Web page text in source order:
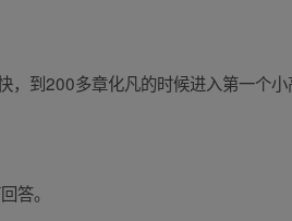
到200多章化凡的时候进入第一个小
答。